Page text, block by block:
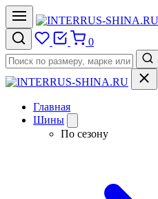
0
Главная
Шины
По сезону